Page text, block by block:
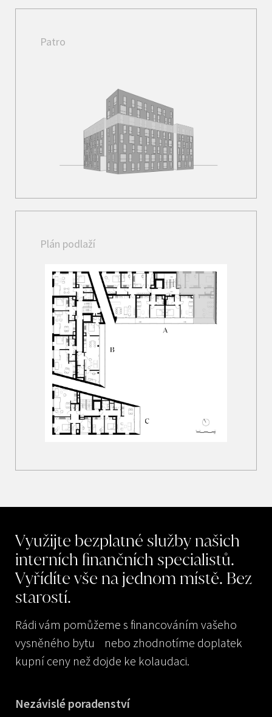
Patro
Plán podlaží
Využijte bezplatné služby našich
interních finančních specialistů.
Vyřídíte vše na jednom místě. Bez
starostí.
Rádi vám pomůžeme s financováním vašeho
vysněného bytu nebo zhodnotíme doplatek
kupní ceny než dojde ke kolaudaci.
Nezávislé poradenství